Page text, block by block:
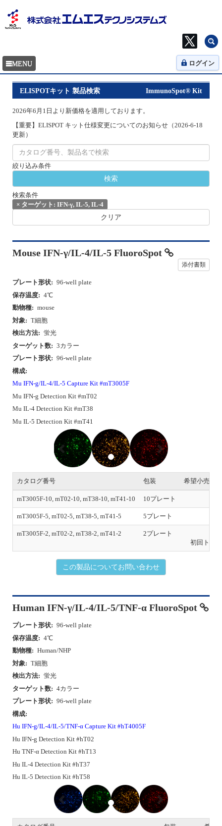
ログイン
ImmunoSpot® Kit
ELISPOTキット 製品検索
2026年6月1日より新価格を適用しております。
【重要】ELISPOT キット仕様変更についてのお知らせ（2026-6-18
更新）
絞り込み条件
検索条件
× ターゲット: IFN-γ, IL-5, IL-4
クリア
Mouse IFN-γ/IL-4/IL-5 FluoroSpot
添付書類
プレート形状: 96-well plate
保存温度: 4℃
動物種: mouse
対象: T細胞
検出方法: 蛍光
ターゲット数: 3カラー
プレート形状: 96-well plate
構成:
Mu IFN-g/IL-4/IL-5 Capture Kit #mT3005F
Mu IFN-g Detection Kit #mT02
Mu IL-4 Detection Kit #mT38
Mu IL-5 Detection Kit #mT41
P
r
e
v
i
u
s
N
e
x
t
カタログ番号 包装 希望小売価
mT3005F-10, mT02-10, mT38-10, mT41-10 10プレート
mT3005F-5, mT02-5, mT38-5, mT41-5 5プレート
mT3005F-2, mT02-2, mT38-2, mT41-2 2プレート
初回トラ
この製品についてお問い合わせ
Human IFN-γ/IL-4/IL-5/TNF-α FluoroSpot
プレート形状: 96-well plate
保存温度: 4℃
動物種: Human/NHP
対象: T細胞
検出方法: 蛍光
ターゲット数: 4カラー
プレート形状: 96-well plate
構成:
Hu IFN-g/IL-4/IL-5/TNF-α Capture Kit #hT4005F
Hu IFN-g Detection Kit #hT02
Hu TNF-α Detection Kit #hT13
Hu IL-4 Detection Kit #hT37
Hu IL-5 Detection Kit #hT58
P
r
e
v
N
e
x
t